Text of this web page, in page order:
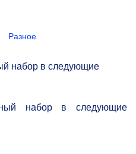
Разное
набор в следующие
набор в следующие